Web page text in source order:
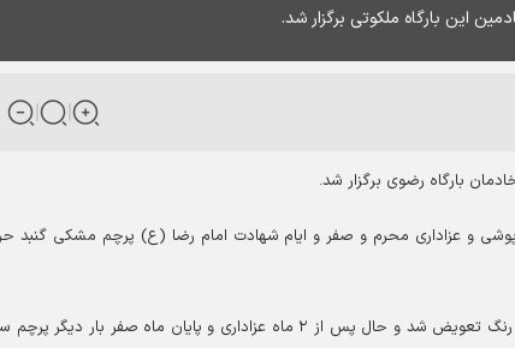
این بارگاه ملکوتی برگزار شد.
بارگاه رضوی برگزار شد.
سومین روز ماه ربیع الاول و پس از ۶۳ روز سیاه‌پوشی و عزاداری محرم و صفر و ایام شهادت امام رضا (ع) پرچم مشکی گنبد
از ابتدای ماه محرم در آئینی پرچم سبز گنبد حرم با پرچم مشکی رنگ تعویض شد و حال پس از ۲ ماه عزاداری و پایان ماه صفر بار دیگر